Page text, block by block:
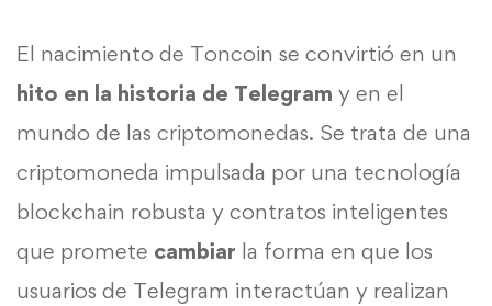
El nacimiento de Toncoin se convirtió en un
hito en la historia de Telegram y en el
mundo de las criptomonedas. Se trata de una
criptomoneda impulsada por una tecnología
blockchain robusta y contratos inteligentes
que promete cambiar la forma en que los
usuarios de Telegram interactúan y realizan